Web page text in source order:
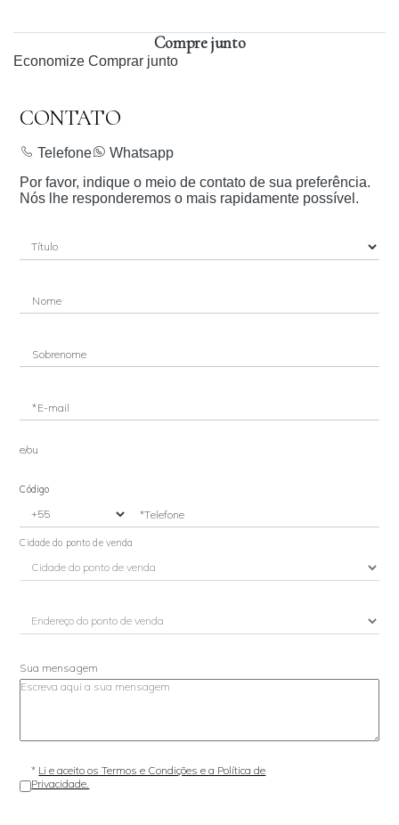
Compre junto
Economize Comprar junto
CONTATO
Telefone
Whatsapp
Por favor, indique o meio de contato de sua preferência.
Nós lhe responderemos o mais rapidamente possível.
Nome
Sobrenome
*E-mail
e/ou
Código
*Telefone
Cidade do ponto de venda
Sua mensagem
* Li e aceito os Termos e Condições e a Política de
Privacidade.